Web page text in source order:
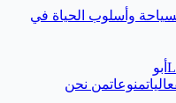
وأسلوب الحياة في
أبو
منوعاتمن نحن